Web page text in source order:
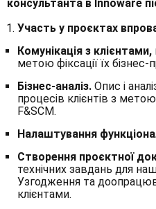
консультанта в Innoware
Участь у проєктах
Комунікація з клієнтами,
метою фіксації їх бізнес-
Бізнес-аналіз. Опис і
процесів клієнтів з
F&SCM.
Налаштування
Створення проєктної
технічних завдань для
Узгодження та
клієнтами.